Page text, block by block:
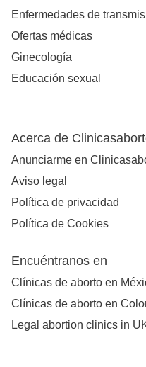
Enfermedades de
Ofertas médicas
Ginecología
Educación sexual
Acerca de
Anunciarme en
Aviso legal
Política de privacidad
Política de Cookies
Encuéntranos en
Clínicas de aborto en
Clínicas de aborto en
Legal abortion clinics in